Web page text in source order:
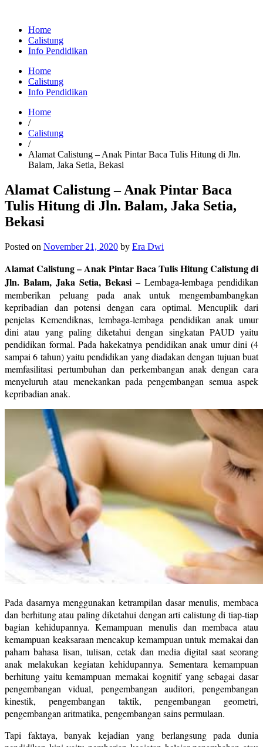
Home
Calistung
Info Pendidikan
Home
Calistung
Info Pendidikan
Home
/
Calistung
/
Alamat Calistung – Anak Pintar Baca Tulis Hitung di Jln.
Balam, Jaka Setia, Bekasi
Alamat Calistung – Anak Pintar Baca
Tulis Hitung di Jln. Balam, Jaka Setia,
Bekasi
Posted on November 21, 2020 by Era Dwi
Alamat Calistung – Anak Pintar Baca Tulis Hitung Calistung di
Jln. Balam, Jaka Setia, Bekasi – Lembaga-lembaga pendidikan
memberikan peluang pada anak untuk mengembambangkan
kepribadian dan potensi dengan cara optimal. Mencuplik dari
penjelas Kemendiknas, lembaga-lembaga pendidikan anak umur
dini atau yang paling diketahui dengan singkatan PAUD yaitu
pendidikan formal. Pada hakekatnya pendidikan anak umur dini (4
sampai 6 tahun) yaitu pendidikan yang diadakan dengan tujuan buat
memfasilitasi pertumbuhan dan perkembangan anak dengan cara
menyeluruh atau menekankan pada pengembangan semua aspek
kepribadian anak.
Pada dasarnya menggunakan ketrampilan dasar menulis, membaca
dan berhitung atau paling diketahui dengan arti calistung di tiap-tiap
bagian kehidupannya. Kemampuan menulis dan membaca atau
kemampuan keaksaraan mencakup kemampuan untuk memakai dan
paham bahasa lisan, tulisan, cetak dan media digital saat seorang
anak melakukan kegiatan kehidupannya. Sementara kemampuan
berhitung yaitu kemampuan memakai kognitif yang sebagai dasar
pengembangan vidual, pengembangan auditori, pengembangan
kinestik, pengembangan taktik, pengembangan geometri,
pengembangan aritmatika, pengembangan sains permulaan.
Tapi faktaya, banyak kejadian yang berlangsung pada dunia